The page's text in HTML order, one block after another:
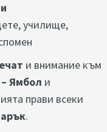
училище,
и внимание към
Ямбол и
прави всеки
.